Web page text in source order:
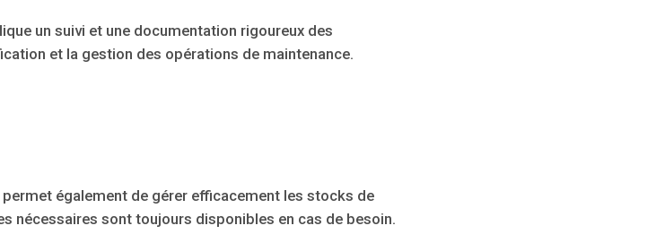
un suivi et une documentation rigoureux des
et la gestion des opérations de maintenance.
également de gérer efficacement les stocks de
nécessaires sont toujours disponibles en cas de besoin.